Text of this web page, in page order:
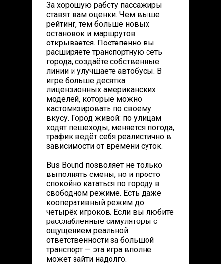
За хорошую работу пассажиры
ставят вам оценки. Чем выше
рейтинг, тем больше новых
остановок и маршрутов
открывается. Постепенно вы
расширяете транспортную сеть
города, создаёте собственные
линии и улучшаете автобусы. В
игре больше десятка
лицензионных американских
моделей, которые можно
кастомизировать по своему
вкусу. Город живой: по улицам
ходят пешеходы, меняется погода,
трафик ведёт себя реалистично в
зависимости от времени суток.
Bus Bound позволяет не только
выполнять смены, но и просто
спокойно кататься по городу в
свободном режиме. Есть даже
кооперативный режим до
четырёх игроков. Если вы любите
расслабленные симуляторы с
ощущением реальной
ответственности за большой
транспорт — эта игра вполне
может зайти надолго.